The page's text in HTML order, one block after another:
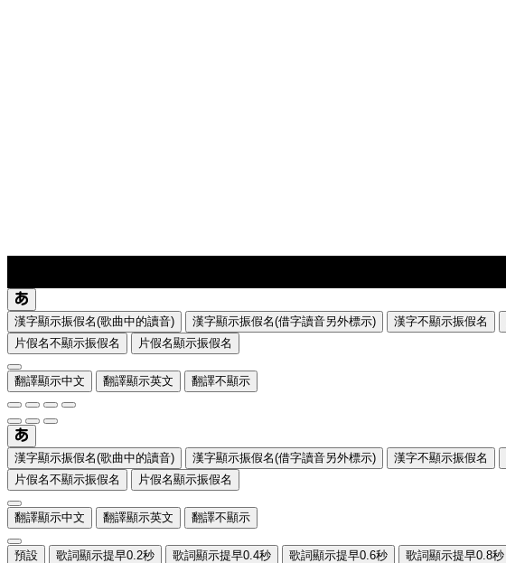
漢字顯示振假名(歌曲中的讀音) 漢字顯示振假名(借字讀音另外標示) 漢字不顯示振假名
片假名不顯示振假名
片假名顯示振假名
翻譯顯示中文 翻譯顯示英文 翻譯不顯示
漢字顯示振假名(歌曲中的讀音) 漢字顯示振假名(借字讀音另外標示) 漢字不顯示振假名
片假名不顯示振假名
片假名顯示振假名
翻譯顯示中文 翻譯顯示英文 翻譯不顯示
預設 歌詞顯示提早0.2秒 歌詞顯示提早0.4秒 歌詞顯示提早0.6秒 歌詞顯示提早0.8秒